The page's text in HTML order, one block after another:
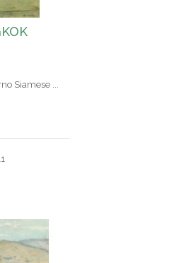
Siamese ...